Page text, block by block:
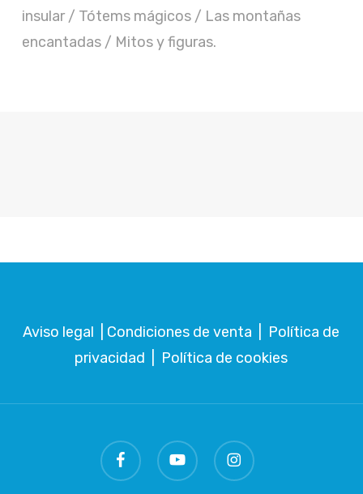
insular / Tótems mágicos / Las montañas
encantadas / Mitos y figuras.
Aviso legal Condiciones de venta
Política de
privacidad
Política de cookies
facebook youtube instagram